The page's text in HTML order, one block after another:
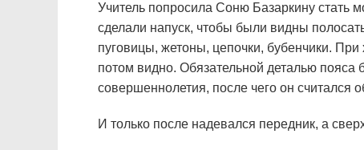
Учитель попросила Соню Базаркину
сделали напуск, чтобы были видны
пуговицы, жетоны, цепочки, бубенчики.
потом видно. Обязательной деталью
совершеннолетия, после чего он считался
И только после надевался передник, а